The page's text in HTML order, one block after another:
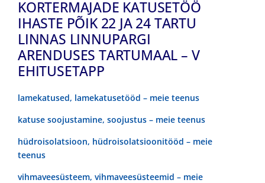
KORTERMAJADE KATUSETÖÖ
IHASTE PÕIK 22 JA 24 TARTU
LINNAS LINNUPARGI
ARENDUSES TARTUMAAL – V
EHITUSETAPP
lamekatused, lamekatusetööd – meie teenus
katuse soojustamine, soojustus – meie teenus
hüdroisolatsioon, hüdroisolatsioonitööd – meie
teenus
vihmaveesüsteem, vihmaveesüsteemid – meie